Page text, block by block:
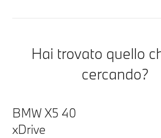
Hai trovato quello
cercando?
BMW X5 40
xDrive